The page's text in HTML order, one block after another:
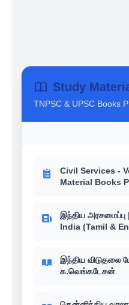
Study
TNPSC & UPSC Books
Civil Services -
Material Books
இந்திய
India (Tamil &
இந்திய விடுதலை
க.வெங்கடேசன்